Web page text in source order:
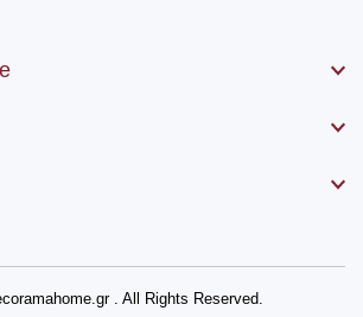
. All Rights Reserved.